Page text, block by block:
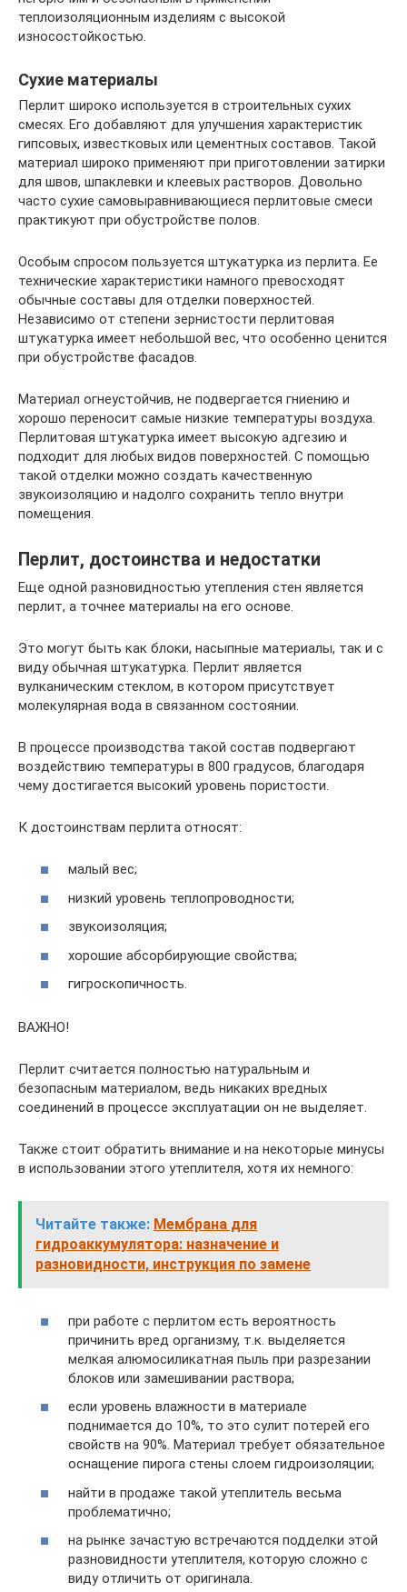
теплоизоляционным изделиям с высокой
износостойкостью.
Сухие материалы
Перлит широко используется в строительных сухих
смесях. Его добавляют для улучшения характеристик
гипсовых, известковых или цементных составов. Такой
материал широко применяют при приготовлении затирки
для швов, шпаклевки и клеевых растворов. Довольно
часто сухие самовыравнивающиеся перлитовые смеси
практикуют при обустройстве полов.
Особым спросом пользуется штукатурка из перлита. Ее
технические характеристики намного превосходят
обычные составы для отделки поверхностей.
Независимо от степени зернистости перлитовая
штукатурка имеет небольшой вес, что особенно ценится
при обустройстве фасадов.
Материал огнеустойчив, не подвергается гниению и
хорошо переносит самые низкие температуры воздуха.
Перлитовая штукатурка имеет высокую адгезию и
подходит для любых видов поверхностей. С помощью
такой отделки можно создать качественную
звукоизоляцию и надолго сохранить тепло внутри
помещения.
Перлит, достоинства и недостатки
Еще одной разновидностью утепления стен является
перлит, а точнее материалы на его основе.
Это могут быть как блоки, насыпные материалы, так и с
виду обычная штукатурка. Перлит является
вулканическим стеклом, в котором присутствует
молекулярная вода в связанном состоянии.
В процессе производства такой состав подвергают
воздействию температуры в 800 градусов, благодаря
чему достигается высокий уровень пористости.
К достоинствам перлита относят:
малый вес;
низкий уровень теплопроводности;
звукоизоляция;
хорошие абсорбирующие свойства;
гигроскопичность.
ВАЖНО!
Перлит считается полностью натуральным и
безопасным материалом, ведь никаких вредных
соединений в процессе эксплуатации он не выделяет.
Также стоит обратить внимание и на некоторые минусы
в использовании этого утеплителя, хотя их немного:
Читайте также: Мембрана для
гидроаккумулятора: назначение и
разновидности, инструкция по замене
при работе с перлитом есть вероятность
причинить вред организму, т.к. выделяется
мелкая алюмосиликатная пыль при разрезании
блоков или замешивании раствора;
если уровень влажности в материале
поднимается до 10%, то это сулит потерей его
свойств на 90%. Материал требует обязательное
оснащение пирога стены слоем гидроизоляции;
найти в продаже такой утеплитель весьма
проблематично;
на рынке зачастую встречаются подделки этой
разновидности утеплителя, которую сложно с
виду отличить от оригинала.